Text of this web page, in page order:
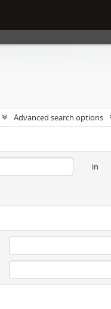
Advanced search options
in